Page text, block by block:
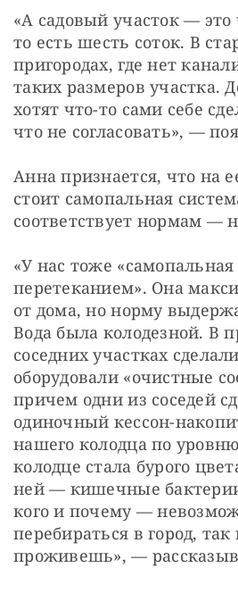
«А садовый участок — это
то есть шесть соток. В
пригородах, где нет
таких размеров участка.
хотят что-то сами себе
что не согласовать», —
Анна признается, что на
стоит самопальная
соответствует нормам —
«У нас тоже
перетеканием». Она
от дома, но норму
Вода была колодезной. В
соседних участках
оборудовали «очистные
причем одни из соседей
одиночный кессон-
нашего колодца по
колодце стала бурого
ней — кишечные
кого и почему —
перебираться в город,
проживешь», —